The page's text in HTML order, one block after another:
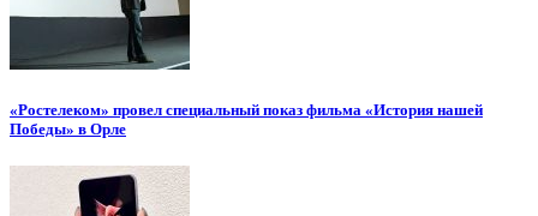
«Ростелеком» провел специальный показ фильма «История нашей
Победы» в Орле